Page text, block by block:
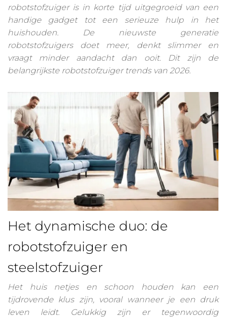
robotstofzuiger is in korte tijd uitgegroeid van een
handige gadget tot een serieuze hulp in het
huishouden. De nieuwste generatie
robotstofzuigers doet meer, denkt slimmer en
vraagt minder aandacht dan ooit. Dit zijn de
belangrijkste robotstofzuiger trends van 2026.
Het dynamische duo: de
robotstofzuiger en
steelstofzuiger
Het huis netjes en schoon houden kan een
tijdrovende klus zijn, vooral wanneer je een druk
leven leidt. Gelukkig zijn er tegenwoordig